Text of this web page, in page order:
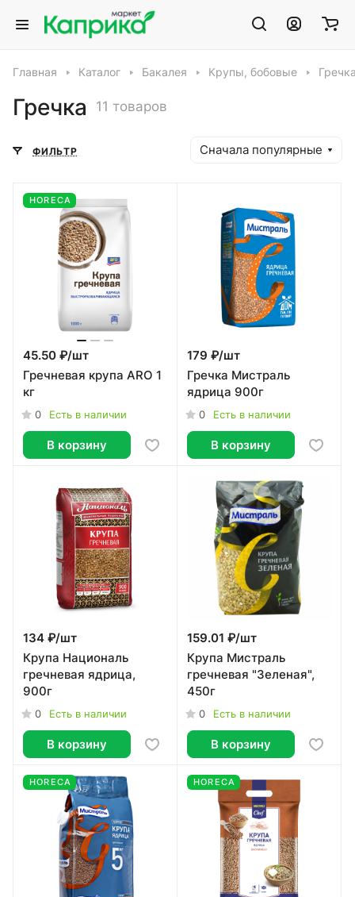
Главная Каталог Бакалея Крупы, бобовые
Гречка 11 товаров
ФИЛЬТР Сначала популярные
HORECA
45.50 ₽/шт
Гречневая крупа ARO 1
кг
0 Есть в наличии
В корзину
179 ₽/шт
Гречка Мистраль
ядрица 900г
0 Есть в наличии
В корзину
134 ₽/шт
Крупа Националь
гречневая ядрица,
900г
0 Есть в наличии
В корзину
159.01 ₽/шт
Крупа Мистраль
гречневая "Зеленая",
450г
0 Есть в наличии
В корзину
HORECA HORECA